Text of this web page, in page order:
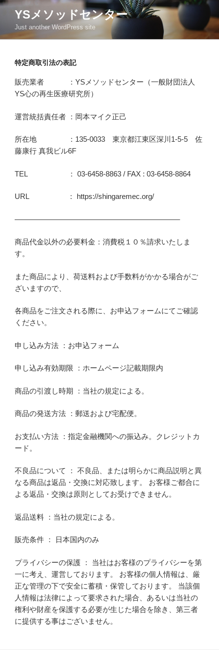
コ
ン
YSメソッドセンター
Just another WordPress site
特定商取引法の表記
販売業者 ：YSメソッドセンター（一般財団法人
YS心の再生医療研究所）
運営統括責任者 ：岡本マイク正己
所在地 ：135-0033 東京都江東区深川1-5-5 佐
藤康行 真我ビル6F
TEL ： 03-6458-8863 / FAX : 03-6458-8864
URL ： https://shingaremec.org/
——————————————————————–
商品代金以外の必要料金：消費税１０％請求いたしま
す。
また商品により、荷送料および手数料がかかる場合がご
ざいますので、
各商品をご注文される際に、お申込フォームにてご確認
ください。
申し込み方法 ：お申込フォーム
申し込み有効期限 ：ホームページ記載期限内
商品の引渡し時期 ：当社の規定による。
商品の発送方法 ：郵送および宅配便。
お支払い方法 ：指定金融機関への振込み。クレジットカ
ード。
不良品について ： 不良品、または明らかに商品説明と異
なる商品は返品・交換に対応致します。 お客様ご都合に
よる返品・交換は原則としてお受けできません。
返品送料 ：当社の規定による。
販売条件 ： 日本国内のみ
プライバシーの保護 ： 当社はお客様のプライバシーを第
一に考え、運営しております。 お客様の個人情報は、厳
正な管理の下で安全に蓄積・保管しております。 当該個
人情報は法律によって要求された場合、あるいは当社の
権利や財産を保護する必要が生じた場合を除き、第三者
に提供する事はございません。